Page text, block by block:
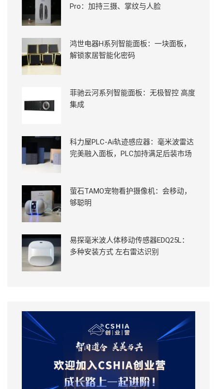
Pro：加持三摄、掌纹与人脸
鸿世电器H系列智能面板：一块面板，
解锁家居智能化密码
菲驰云河系列智能面板：无极智控 高度
集成
科力屋PLC-Ai轨迹感应器：毫米波雷达
完美融入面板，PLC加持满足后装市场
萤石TAMO宠物看护摄像机：会移动，
够聪明
易探毫米波人体移动传感器EDQ25L：
多种安装方式 左右雷达识别